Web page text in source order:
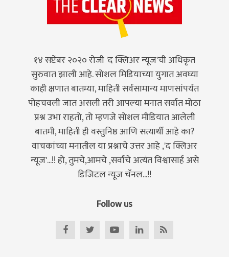
१४ सप्टेंबर २०२० रोजी 'द क्लिअर न्यूज'ची अधिकृत
सुरुवात झाली आहे. सोशल मिडियाच्या युगात अवघ्या
काही क्षणात बातम्या, माहिती सर्वसामान्य माणसांपर्यंत
पोहचवली जात असली तरी आपल्या मनात सर्वात मोठा
प्रश्न उभा राहतो, तो म्हणजे सोशल मीडियात आलेली
बातमी, माहिती ही वस्तुनिष्ठ आणि सत्यार्थी आहे का?
वाचकांच्या मनातील या प्रश्नाचे उत्तर आहे ,'द क्लिअर
न्यूज'...!! हो, तुमचे,आमचे ,सर्वांचे अत्यंत विश्वासार्ह असे
डिजिटल न्यूज चॅनल...!!
Follow us